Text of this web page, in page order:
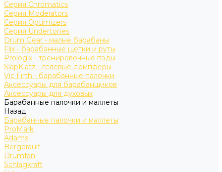
Серия Chromatics
Серия Moderators
Серия Optimizers
Серия Undertones
Drum Gear - малые барабаны
Flix - барабанные щетки и руты
Prologix - тренировочные пэды
SlapKlatz - гелевые демпферы
Vic Firth - барабанные палочки
Аксессуары для барабанщиков
Аксессуары для духовых
Барабанные палочки и маллеты
Назад
Барабанные палочки и маллеты
ProMark
Adams
Bergerault
Drumfan
Schlagkraft